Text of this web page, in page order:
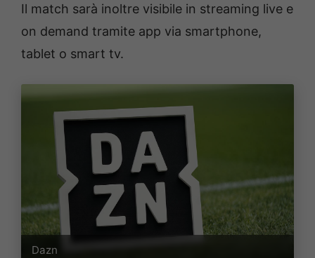
Il match sarà inoltre visibile in streaming live e
on demand tramite app via smartphone,
tablet o smart tv.
Dazn